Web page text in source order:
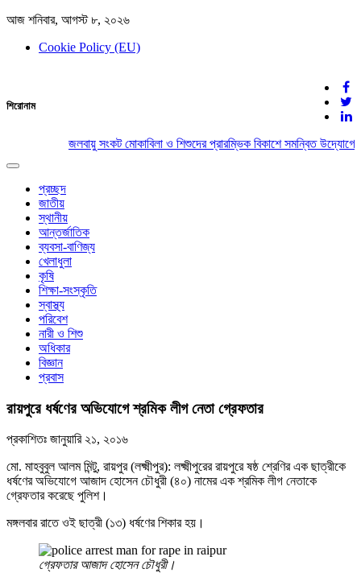
আজ শনিবার, আগস্ট ৮, ২০২৬
Cookie Policy (EU)
দেশের খবর
যুক্ত থাকুন দেশের সঙ্গে
শিরোনাম
জলবায়ু সংকট মোকাবিলা ও শিশুদের প্রারম্ভিক বিকাশে সমন্বিত উদ্যোগের
Toggle
navigation
প্রচ্ছদ
জাতীয়
স্থানীয়
আন্তর্জাতিক
ব্যবসা-বাণিজ্য
খেলাধুলা
কৃষি
শিক্ষা-সংস্কৃতি
স্বাস্থ্য
পরিবেশ
নারী ও শিশু
অধিকার
বিজ্ঞান
প্রবাস
রায়পুরে ধর্ষণের অভিযোগে শ্রমিক লীগ নেতা গ্রেফতার
প্রকাশিতঃ জানুয়ারি ২১, ২০১৬
মো. মাহবুবুল আলম মিন্টু, রায়পুর (লক্ষ্মীপুর): লক্ষ্মীপুরের রায়পুরে ষষ্ঠ শ্রেণির এক ছাত্রীকে
ধর্ষণের অভিযোগে আজাদ হোসেন চৌধুরী (৪০) নামের এক শ্রমিক লীগ নেতাকে
গ্রেফতার করেছে পুলিশ।
মঙ্গলবার রাতে ওই ছাত্রী (১৩) ধর্ষণের শিকার হয়।
গ্রেফতার আজাদ হোসেন চৌধুরী।